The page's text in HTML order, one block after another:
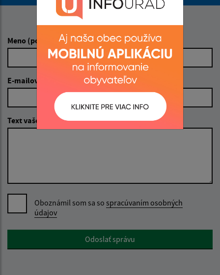
Napíšte nám:
Meno (povinné)
E-mailová adresa (povinné)
Text vašej správy (povinné)
Oboznámil som sa so spracúvaním osobných
údajov
Google reCaptcha ResponseOdoslať správu